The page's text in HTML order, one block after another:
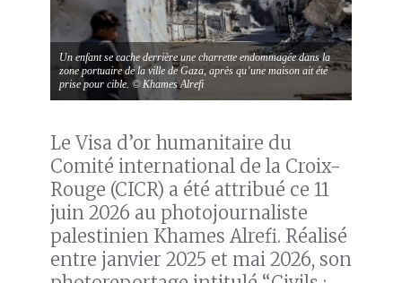
Un enfant se cache derrière une charrette endommagée dans la
zone portuaire de la ville de Gaza, après qu’une maison ait été
prise pour cible. © Khames Alrefi
Le Visa d’or humanitaire du
Comité international de la Croix-
Rouge (CICR) a été attribué ce 11
juin 2026 au photojournaliste
palestinien Khames Alrefi. Réalisé
entre janvier 2025 et mai 2026, son